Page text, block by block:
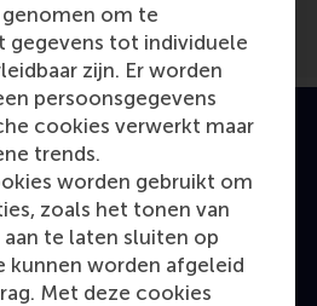
om te
gegevens tot individuele
zijn. Er worden
persoonsgegevens
cookies verwerkt maar
trends.
worden gebruikt om
zoals het tonen van
te laten sluiten op
kunnen worden afgeleid
Met deze cookies